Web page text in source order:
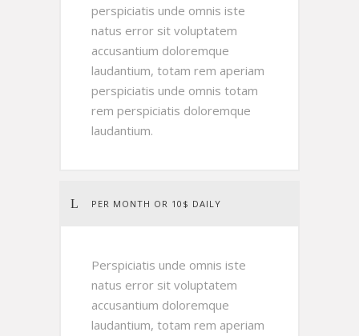
perspiciatis unde omnis iste
natus error sit voluptatem
accusantium doloremque
laudantium, totam rem aperiam
perspiciatis unde omnis totam
rem perspiciatis doloremque
laudantium.
PER MONTH OR 10$ DAILY
Perspiciatis unde omnis iste
natus error sit voluptatem
accusantium doloremque
laudantium, totam rem aperiam